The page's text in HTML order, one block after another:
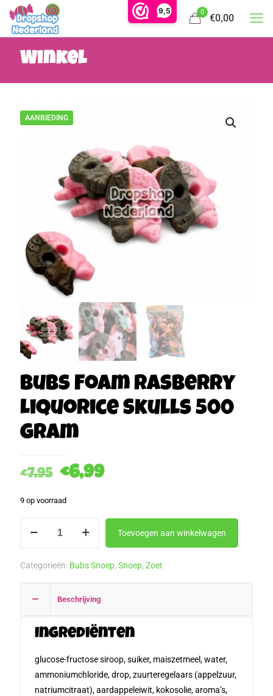
9,5 0
€0,00
Winkel
AANBIEDING
Bubs Foam Rasberry
Liquorice Skulls 500
gram
€7,95 Oorspronkelijke
€7,95.
€6,99Huidige
€6,99.
9 op voorraad
Liquorice
500
aantal
Toevoegen aan winkelwagen
Categorieën: Bubs Snoep, Snoep, Zoet
Beschrijving
Ingrediënten
glucose-fructose siroop, suiker, maiszetmeel, water,
ammoniumchloride, drop, zuurteregelaars (appelzuur,
natriumcitraat), aardappeleiwit, kokosolie, aroma’s,